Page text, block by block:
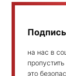
на нас в
это